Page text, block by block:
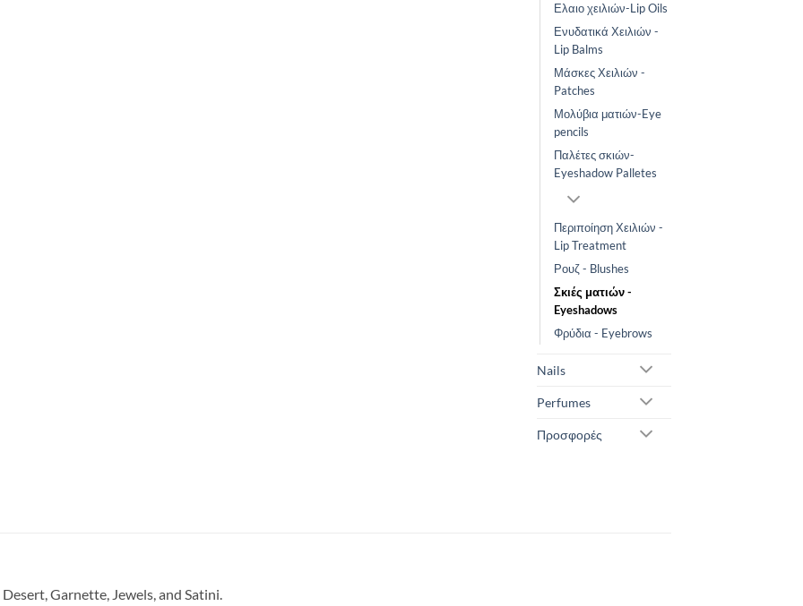
Ελαιο χειλιών-Lip Oils
Ενυδατικά Χειλιών -
Lip Balms
Μάσκες Χειλιών -
Patches
Μολύβια ματιών-Eye
pencils
Παλέτες σκιών-
Eyeshadow Palletes
Περιποίηση Χειλιών -
Lip Treatment
Ρουζ - Blushes
Σκιές ματιών -
Eyeshadows
Φρύδια - Eyebrows
Nails
Perfumes
Προσφορές
Garnette, Jewels, and Satini.